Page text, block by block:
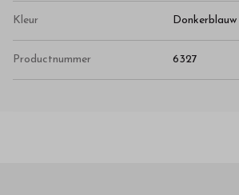
Kleur Donkerblauw
Productnummer 6327